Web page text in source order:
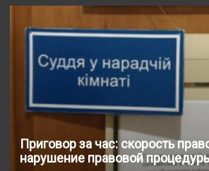
Приговор за час: скорость
нарушение правовой